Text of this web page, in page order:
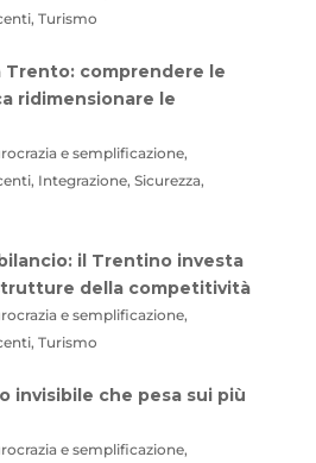
Turismo
Trento: comprendere le
ridimensionare le
e semplificazione,
Integrazione, Sicurezza,
il Trentino investa
della competitività
e semplificazione,
Turismo
invisibile che pesa sui più
e semplificazione,